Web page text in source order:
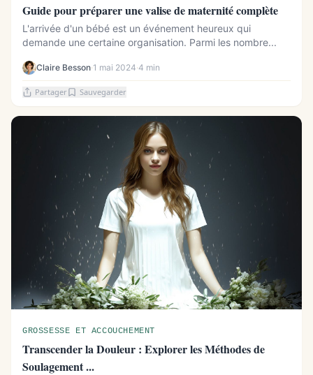
Guide pour préparer une valise de maternité complète
L'arrivée d'un bébé est un événement heureux qui
demande une certaine organisation. Parmi les nombre...
Claire Besson·1 mai 2024·4 min
Partager Sauvegarder
GROSSESSE ET ACCOUCHEMENT
Transcender la Douleur : Explorer les Méthodes de
Soulagement ...